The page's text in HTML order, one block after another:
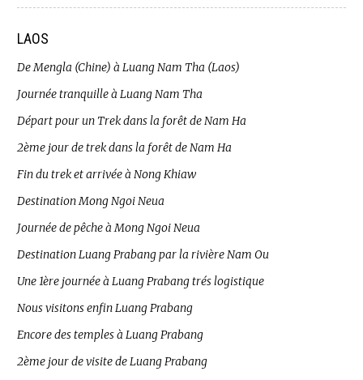
LAOS
De Mengla (Chine) à Luang Nam Tha (Laos)
Journée tranquille à Luang Nam Tha
Départ pour un Trek dans la forêt de Nam Ha
2ème jour de trek dans la forêt de Nam Ha
Fin du trek et arrivée à Nong Khiaw
Destination Mong Ngoi Neua
Journée de pêche à Mong Ngoi Neua
Destination Luang Prabang par la rivière Nam Ou
Une 1ère journée à Luang Prabang trés logistique
Nous visitons enfin Luang Prabang
Encore des temples à Luang Prabang
2ème jour de visite de Luang Prabang